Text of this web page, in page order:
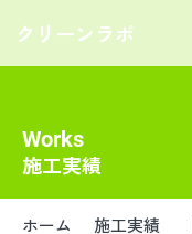
クリーンラボ
Works
施工実績
ホーム 施工実績